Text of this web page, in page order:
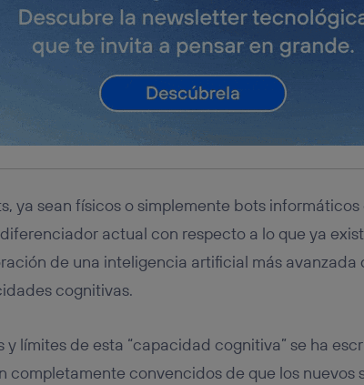
ya sean físicos o simplemente bots
actual con respecto a lo que ya
de una inteligencia artificial más avanzada
cognitivas.
límites de esta “capacidad cognitiva” se ha
completamente convencidos de que los nuevos